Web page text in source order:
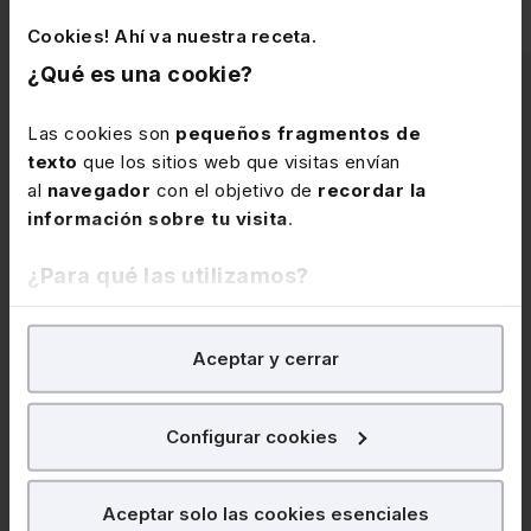
Cookies! Ahí va nuestra receta.
¿Qué es una cookie?
Las cookies son pequeños fragmentos de
texto que los sitios web que visitas envían
al navegador con el objetivo de recordar la
información sobre tu visita.
¿Para qué las utilizamos?
En Lefebvre utilizamos las cookies confines
para tratar demejorar tu experiencia
nuestra página web. También con fines publicitarios,
¿Qué puedes hacer?
Aceptar y cerrar
Configurar cookies
Aceptar solo las cookies esenciales
Contenido
relacionado
9 de julio de 2026
Ofrecemos una guía